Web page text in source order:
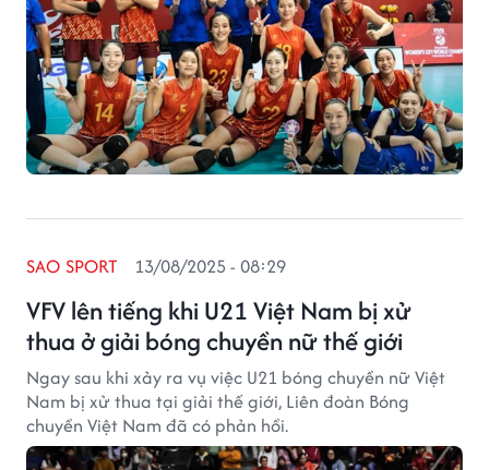
VFV lên tiếng khi U21 Việt Nam bị xử
thua ở giải bóng chuyền nữ thế giới
SAO SPORT 13/08/2025 - 08:29
Ngay sau khi xảy ra vụ việc U21 bóng chuyền nữ Việt
Nam bị xử thua tại giải thế giới, Liên đoàn Bóng
chuyền Việt Nam đã có phản hồi.